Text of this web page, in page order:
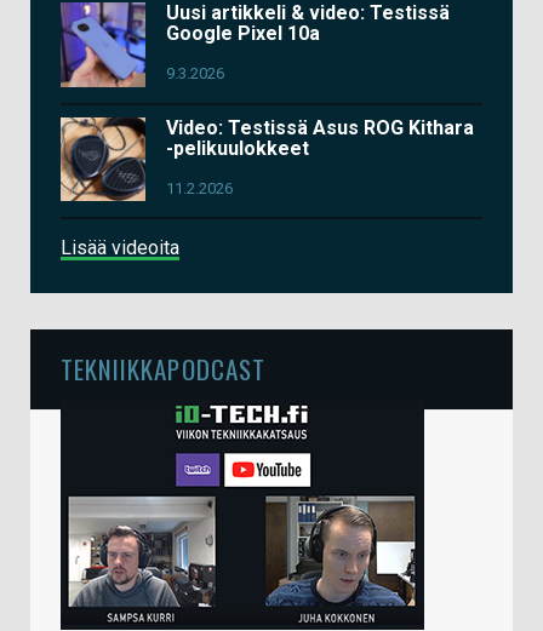
Uusi artikkeli & video: Testissä
Google Pixel 10a
9.3.2026
Video: Testissä Asus ROG Kithara
-pelikuulokkeet
11.2.2026
Lisää videoita
TEKNIIKKAPODCAST